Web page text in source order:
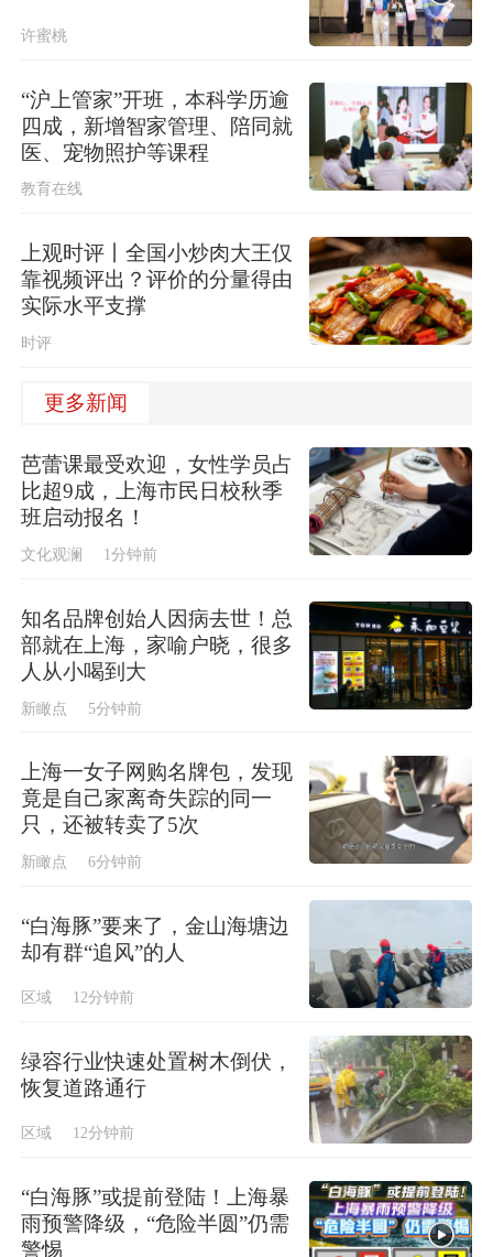
许蜜桃
“沪上管家”开班，本科学历逾
四成，新增智家管理、陪同就
医、宠物照护等课程
教育在线
上观时评丨全国小炒肉大王仅
靠视频评出？评价的分量得由
实际水平支撑
时评
更多新闻
芭蕾课最受欢迎，女性学员占
比超9成，上海市民日校秋季
班启动报名！
文化观澜 1分钟前
知名品牌创始人因病去世！总
部就在上海，家喻户晓，很多
人从小喝到大
新瞰点 5分钟前
上海一女子网购名牌包，发现
竟是自己家离奇失踪的同一
只，还被转卖了5次
新瞰点 6分钟前
“白海豚”要来了，金山海塘边
却有群“追风”的人
区域 12分钟前
绿容行业快速处置树木倒伏，
恢复道路通行
区域 12分钟前
“白海豚”或提前登陆！上海暴
雨预警降级，“危险半圆”仍需
警惕